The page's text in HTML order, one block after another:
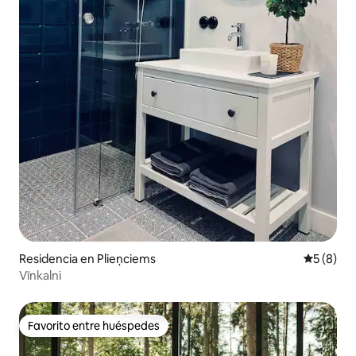
Residencia en Plieņciems
5 (8)
Vīnkalni
Favorito entre huéspedes
Favorito entre huéspedes